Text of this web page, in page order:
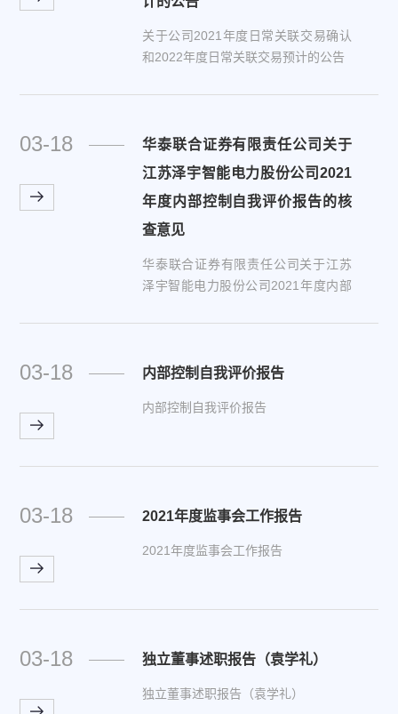
关于公司2021年度日常关联交易确认
和2022年度日常关联交易预计的公告
03-18
华泰联合证券有限责任公司关于
江苏泽宇智能电力股份公司2021
年度内部控制自我评价报告的核
查意见
华泰联合证券有限责任公司关于江苏
泽宇智能电力股份公司2021年度内部
03-18 内部控制自我评价报告
内部控制自我评价报告
03-18 2021年度监事会工作报告
2021年度监事会工作报告
03-18 独立董事述职报告（袁学礼）
独立董事述职报告（袁学礼）